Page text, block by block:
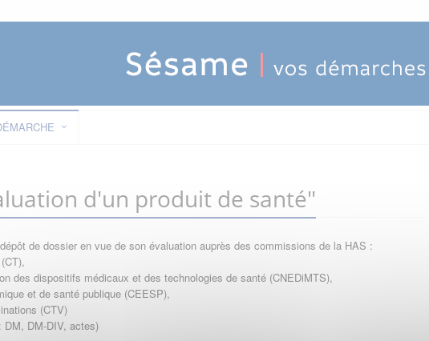
d'un produit de santé"
de dossier en vue de son évaluation auprès des commissions de la HAS :
des dispositifs médicaux et des technologies de santé (CNEDiMTS),
et de santé publique (CEESP),
(CTV)
DM, DM-DIV, actes)